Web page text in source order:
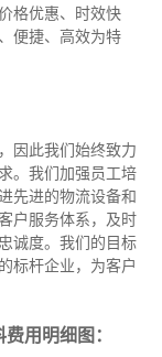
格优惠、时效快
便捷、高效为特
因此我们始终致力
。我们加强员工培
先进的物流设备和
户服务体系，及时
诚度。我们的目标
标杆企业，为客户
用明细图：